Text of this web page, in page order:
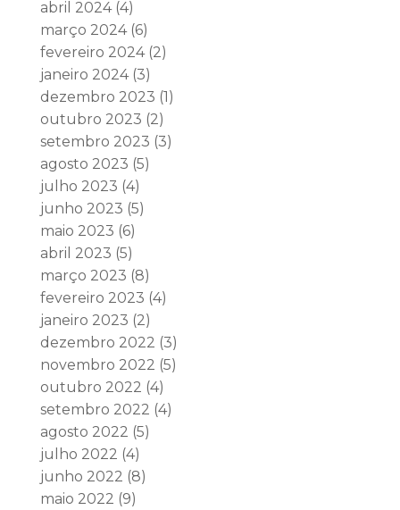
abril 2024(4)
março 2024(6)
fevereiro 2024(2)
janeiro 2024(3)
dezembro 2023 (1)
outubro 2023 (2)
setembro 2023 (3)
agosto 2023 (5)
julho 2023 (4)
junho 2023 (5)
maio 2023 (6)
abril 2023 (5)
março 2023 (8)
fevereiro 2023 (4)
janeiro 2023 (2)
dezembro 2022 (3)
novembro 2022 (5)
outubro 2022 (4)
setembro 2022 (4)
agosto 2022 (5)
julho 2022 (4)
junho 2022 (8)
maio 2022 (9)